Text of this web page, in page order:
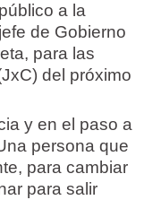
a la
de Gobierno
para las
del próximo
y en el paso a
persona que
para cambiar
para salir